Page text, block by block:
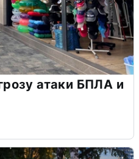
атаки БПЛА и